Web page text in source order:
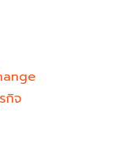
กิจ